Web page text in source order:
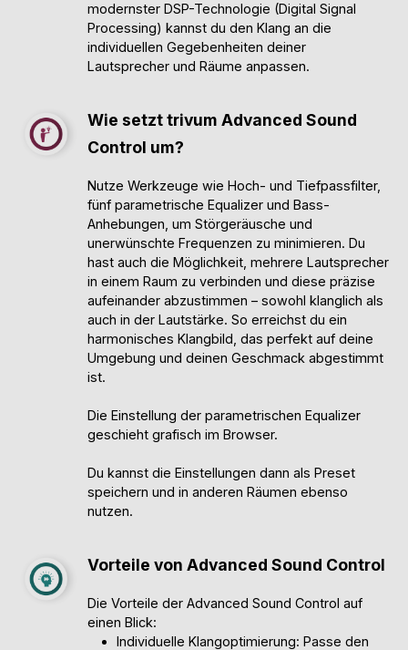
modernster DSP-Technologie (Digital Signal
Processing) kannst du den Klang an die
individuellen Gegebenheiten deiner
Lautsprecher und Räume anpassen.
Wie setzt trivum Advanced Sound
Control um?
Nutze Werkzeuge wie Hoch- und Tiefpassfilter,
fünf parametrische Equalizer und Bass-
Anhebungen, um Störgeräusche und
unerwünschte Frequenzen zu minimieren. Du
hast auch die Möglichkeit, mehrere Lautsprecher
in einem Raum zu verbinden und diese präzise
aufeinander abzustimmen – sowohl klanglich als
auch in der Lautstärke. So erreichst du ein
harmonisches Klangbild, das perfekt auf deine
Umgebung und deinen Geschmack abgestimmt
ist.
Die Einstellung der parametrischen Equalizer
geschieht grafisch im Browser.
Du kannst die Einstellungen dann als Preset
speichern und in anderen Räumen ebenso
nutzen.
Vorteile von Advanced Sound Control
Die Vorteile der Advanced Sound Control auf
einen Blick:
Individuelle Klangoptimierung: Passe den